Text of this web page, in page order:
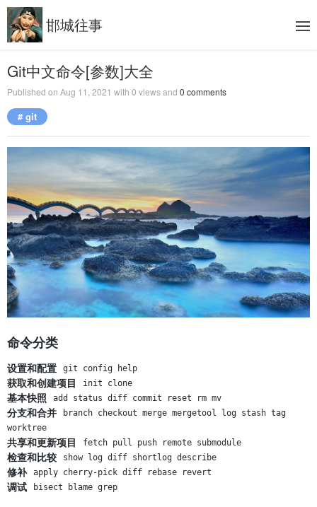
邯城往事
Git中文命令[参数]大全
Published on Aug 11, 2021 with 0 views and 0 comments
# git
命令分类
设置和配置 git config help
获取和创建项目 init clone
基本快照 add status diff commit reset rm mv
分支和合并
branch checkout merge mergetool log stash tag
worktree
共享和更新项目 fetch pull push remote submodule
检查和比较 show log diff shortlog describe
修补 apply cherry-pick diff rebase revert
调试 bisect blame grep